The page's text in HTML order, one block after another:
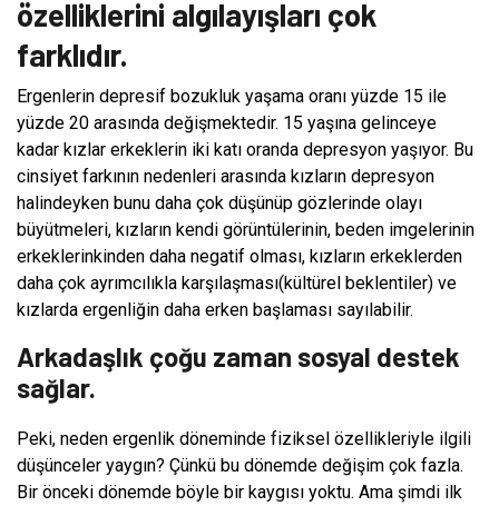
özelliklerini algılayışları çok
farklıdır.
Ergenlerin depresif bozukluk yaşama oranı yüzde 15 ile
yüzde 20 arasında değişmektedir. 15 yaşına gelinceye
kadar kızlar erkeklerin iki katı oranda depresyon yaşıyor. Bu
cinsiyet farkının nedenleri arasında kızların depresyon
halindeyken bunu daha çok düşünüp gözlerinde olayı
büyütmeleri, kızların kendi görüntülerinin, beden imgelerinin
erkeklerinkinden daha negatif olması, kızların erkeklerden
daha çok ayrımcılıkla karşılaşması(kültürel beklentiler) ve
kızlarda ergenliğin daha erken başlaması sayılabilir.
Arkadaşlık çoğu zaman sosyal destek
sağlar.
Peki, neden ergenlik döneminde fiziksel özellikleriyle ilgili
düşünceler yaygın? Çünkü bu dönemde değişim çok fazla.
Bir önceki dönemde böyle bir kaygısı yoktu. Ama şimdi ilk